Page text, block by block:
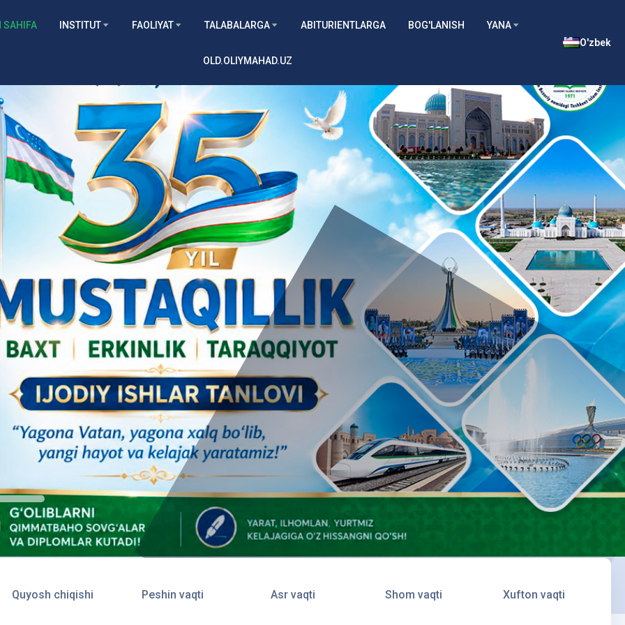
SAHIFA INSTITUT FAOLIYAT TALABALARGA ABITURIENTLARGA BOG'LANISH YANA
OLD.OLIYMAHAD.UZ
O'zbek
Quyosh chiqishi Peshin vaqti Asr vaqti Shom vaqti Xufton vaqti